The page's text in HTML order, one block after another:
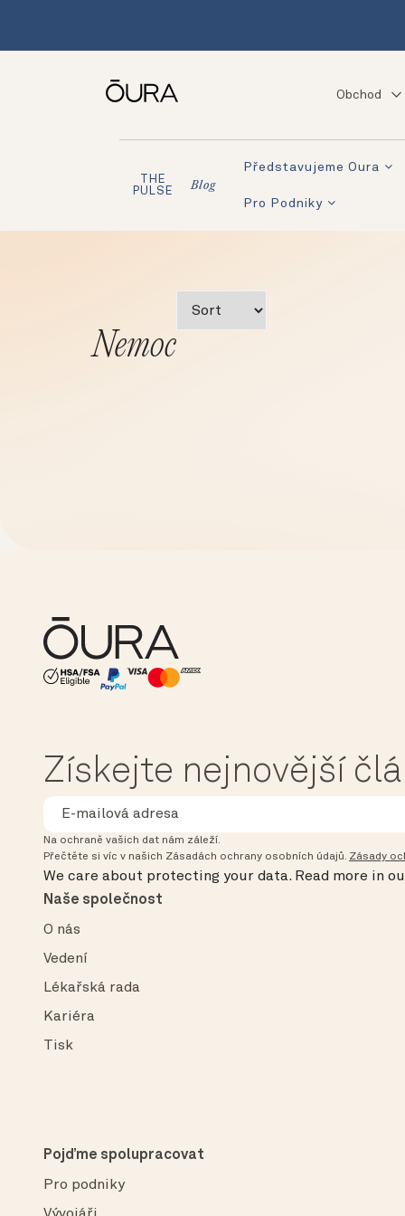
Obchod
THE
PULSE
Blog
Představujeme Oura
Pro Podniky
Nemoc
HSA/FSA Eligible
Affirm
Získejte nejnovější
Na ochraně vašich dat nám záleží.
Přečtěte si víc v našich Zásadách ochrany osobních údajů. Zásady
We care about protecting your data. Read more in
Naše společnost
O nás
Vedení
Lékařská rada
Kariéra
Tisk
Pojďme spolupracovat
Pro podniky